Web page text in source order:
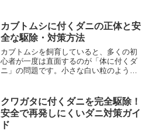
ら幼虫・蛹・成虫へと変化するクワガタ
の一生をわかりやすく解説し、...
カブトムシに付くダニの正体と安
全な駆除・対策方法
カブトムシを飼育していると、多くの初
心者が一度は直面するのが「体に付くダ
ニ」の問題です。小さな白い粒のように
せん。しかし、正しい知識を持てば過度
に心配する必要はなく、適...
クワガタに付くダニを完全駆除！
安全で再発しにくいダニ対策ガイ
ド